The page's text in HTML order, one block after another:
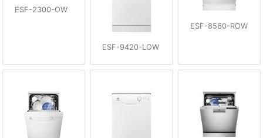
ESF-2300-OW
ESF-9420-LOW
ESF-8560-ROW